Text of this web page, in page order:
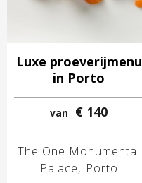
Luxe proeverijmenu
in Porto
van € 140
The One Monumental
Palace
Porto